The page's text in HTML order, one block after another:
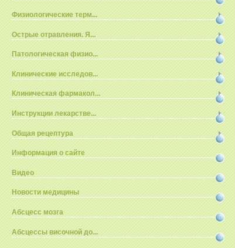
Физиологические терм...
Острые отравления. Я...
Патологическая физио...
Клинические исследов...
Клиническая фармакол...
Инструкции лекарстве...
Общая рецептура
Информация о сайте
Видео
Новости медицины
Абсцесс мозга
Абсцессы височной до...